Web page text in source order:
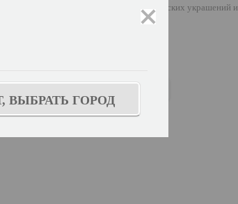
в серебре интересных дизайнерских украшений и
закрыть
ВЫБРАТЬ ГОРОД